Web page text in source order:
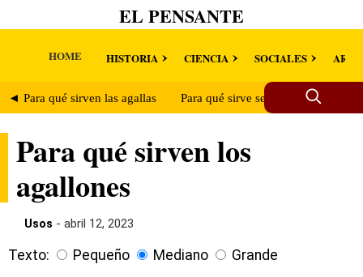
EL PENSANTE
HOME HISTORIA CIENCIA SOCIALES
◄ Para qué sirven las agallas Para qué sirve ser agalludo ►
Para qué sirven los
agallones
Usos - abril 12, 2023
Texto: Pequeño Mediano Grande